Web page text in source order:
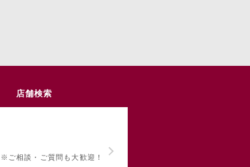
店舗検索
※ご相談・ご質問も大歓迎！